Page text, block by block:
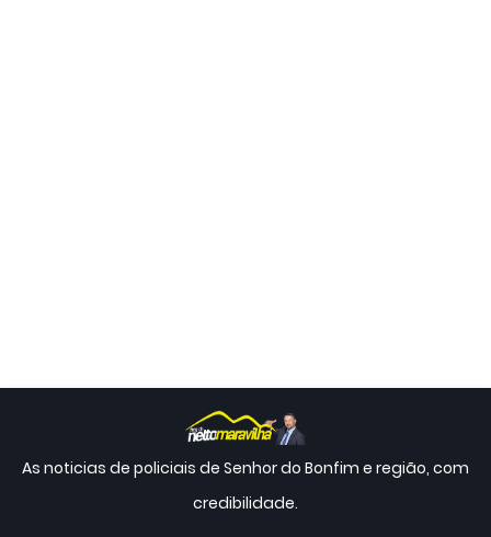
As noticias de policiais de Senhor do Bonfim e região, com
credibilidade.